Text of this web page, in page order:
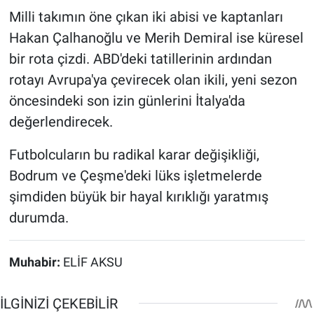
Milli takımın öne çıkan iki abisi ve kaptanları
Hakan Çalhanoğlu ve Merih Demiral ise küresel
bir rota çizdi. ABD'deki tatillerinin ardından
rotayı Avrupa'ya çevirecek olan ikili, yeni sezon
öncesindeki son izin günlerini İtalya'da
değerlendirecek.
Futbolcuların bu radikal karar değişikliği,
Bodrum ve Çeşme'deki lüks işletmelerde
şimdiden büyük bir hayal kırıklığı yaratmış
durumda.
Muhabir: ELİF AKSU